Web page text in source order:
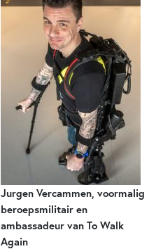
Jurgen Vercammen, voormalig
beroepsmilitair en
ambassadeur van To Walk
Again